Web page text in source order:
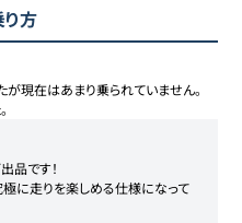
方
現在はあまり乗られていません。
品です！
に走りを楽しめる仕様になって